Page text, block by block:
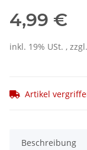
4,99 €
inkl. 19% USt. , zzgl.
Artikel
Beschreibung